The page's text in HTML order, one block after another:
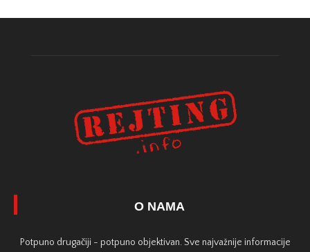
O NAMA
Potpuno drugačiji - potpuno objektivan. Sve najvažnije informacije